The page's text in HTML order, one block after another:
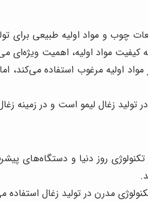
چوب و مواد اولیه طبیعی برای
کیفیت مواد اولیه، اهمیت ویژه‌ای
مواد اولیه مرغوب استفاده
زغال لیمو است و در زمینه
تکنولوژی روز دنیا و دستگاه‌های
تکنولوژی مدرن در تولید زغال